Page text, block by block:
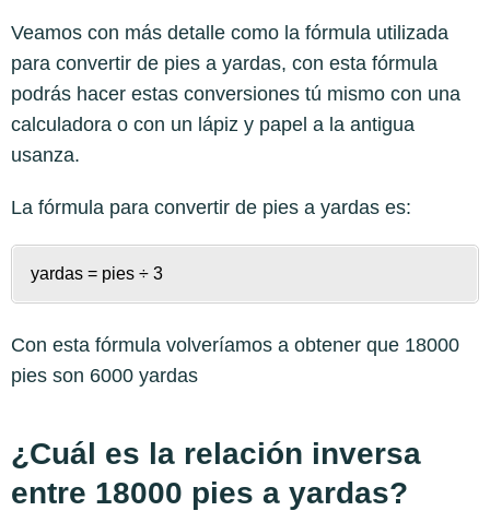
Veamos con más detalle como la fórmula utilizada
para convertir de pies a yardas, con esta fórmula
podrás hacer estas conversiones tú mismo con una
calculadora o con un lápiz y papel a la antigua
usanza.
La fórmula para convertir de pies a yardas es:
yardas = pies ÷ 3
Con esta fórmula volveríamos a obtener que 18000
pies son 6000 yardas
¿Cuál es la relación inversa
entre 18000 pies a yardas?